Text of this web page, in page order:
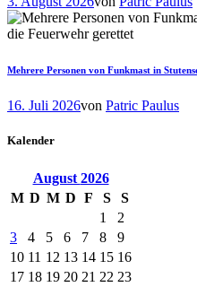
Mehrere Personen von Funkmast in
16. Juli 2026von Patric Paulus
Kalender
August 2026
M D M D F S
S
1
2
3
4 5 6 7 8
9
10 11 12 13 14 15 16
17 18 19 20 21 22 23